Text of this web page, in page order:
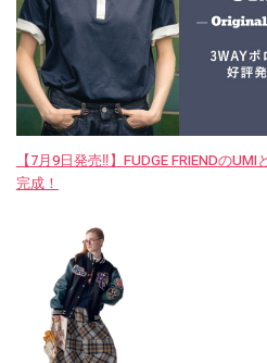
【7月9日発売‼︎】FUDGE FRIENDの
完成！